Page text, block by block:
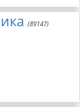
(89147)